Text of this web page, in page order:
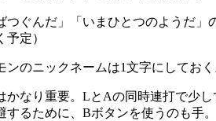
ぐんだ」「いまひとつのようだ」
定）
のニックネームは1文字にしてお
なり重要。LとAの同時連打で少し
るために、Bボタンを使うのも手。